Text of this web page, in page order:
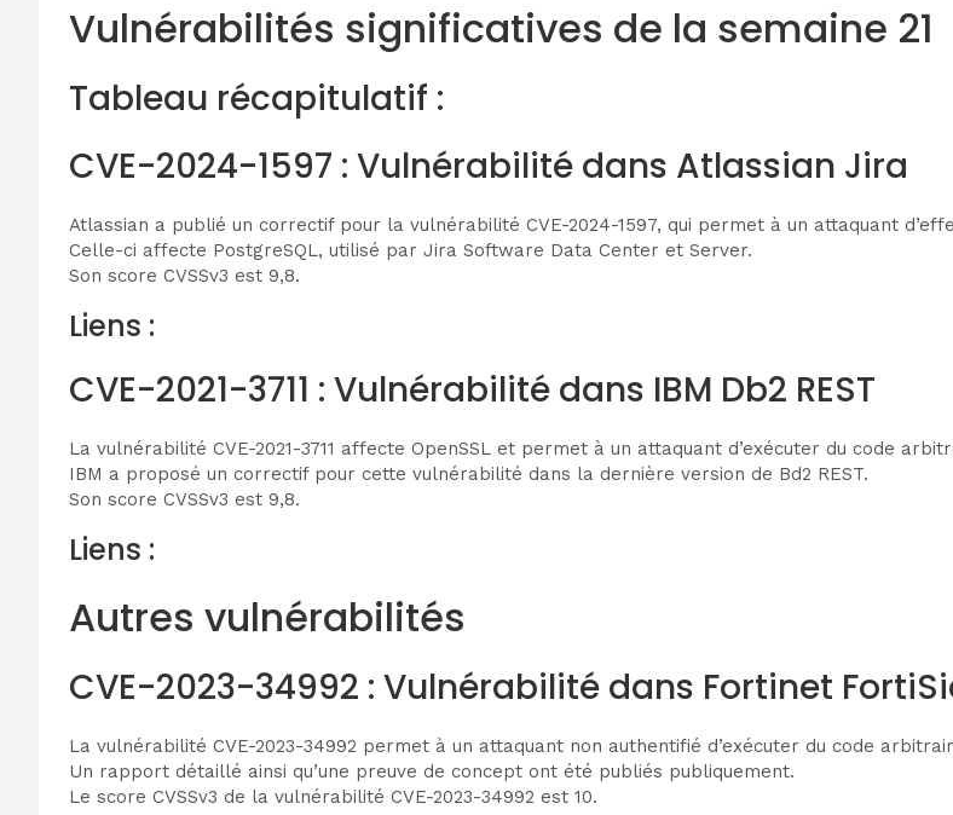
Vulnérabilités significatives de la semaine 21
Tableau récapitulatif :
CVE-2024-1597 : Vulnérabilité dans Atlassian Jira
Atlassian a publié un correctif pour la vulnérabilité CVE-2024-1597, qui permet à un attaquant
Celle-ci affecte PostgreSQL, utilisé par Jira Software Data Center et Server.
Son score CVSSv3 est 9,8.
Liens :
CVE-2021-3711 : Vulnérabilité dans IBM Db2 REST
La vulnérabilité CVE-2021-3711 affecte OpenSSL et permet à un attaquant d’exécuter du code
IBM a proposé un correctif pour cette vulnérabilité dans la dernière version de Bd2 REST.
Son score CVSSv3 est 9,8.
Liens :
Autres vulnérabilités
CVE-2023-34992 : Vulnérabilité dans Fortinet
La vulnérabilité CVE-2023-34992 permet à un attaquant non authentifié d’exécuter du code
Un rapport détaillé ainsi qu’une preuve de concept ont été publiés publiquement.
Le score CVSSv3 de la vulnérabilité CVE-2023-34992 est 10.